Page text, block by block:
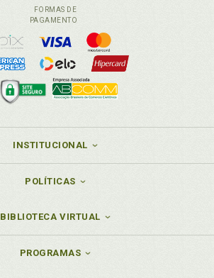
FORMAS DE
PAGAMENTO
INSTITUCIONAL
POLÍTICAS
BIBLIOTECA VIRTUAL
PROGRAMAS